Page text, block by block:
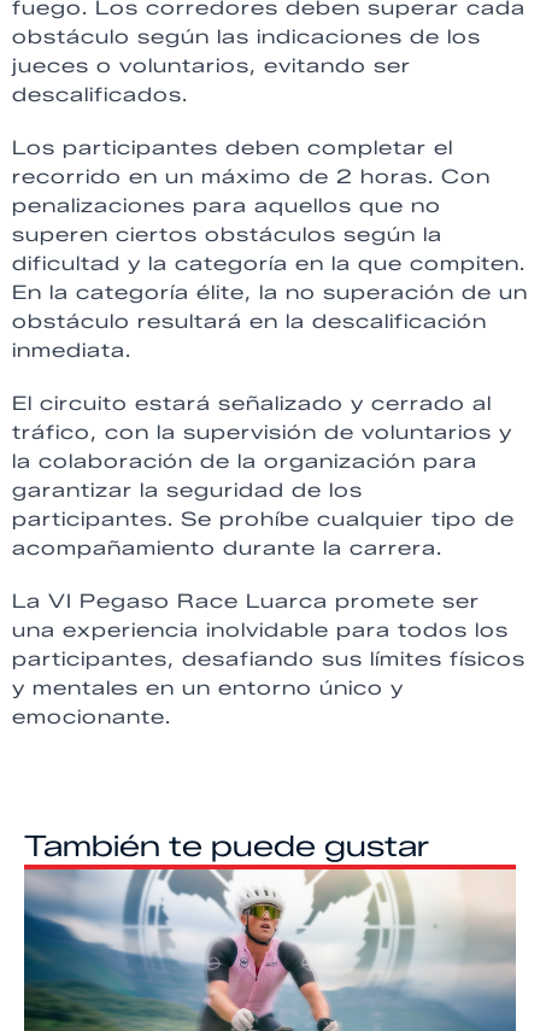
fuego. Los corredores deben superar cada
obstáculo según las indicaciones de los
jueces o voluntarios, evitando ser
descalificados.
Los participantes deben completar el
recorrido en un máximo de 2 horas. Con
penalizaciones para aquellos que no
superen ciertos obstáculos según la
dificultad y la categoría en la que compiten.
En la categoría élite, la no superación de un
obstáculo resultará en la descalificación
inmediata.
El circuito estará señalizado y cerrado al
tráfico, con la supervisión de voluntarios y
la colaboración de la organización para
garantizar la seguridad de los
participantes. Se prohíbe cualquier tipo de
acompañamiento durante la carrera.
La VI Pegaso Race Luarca promete ser
una experiencia inolvidable para todos los
participantes, desafiando sus límites físicos
y mentales en un entorno único y
emocionante.
También te puede gustar